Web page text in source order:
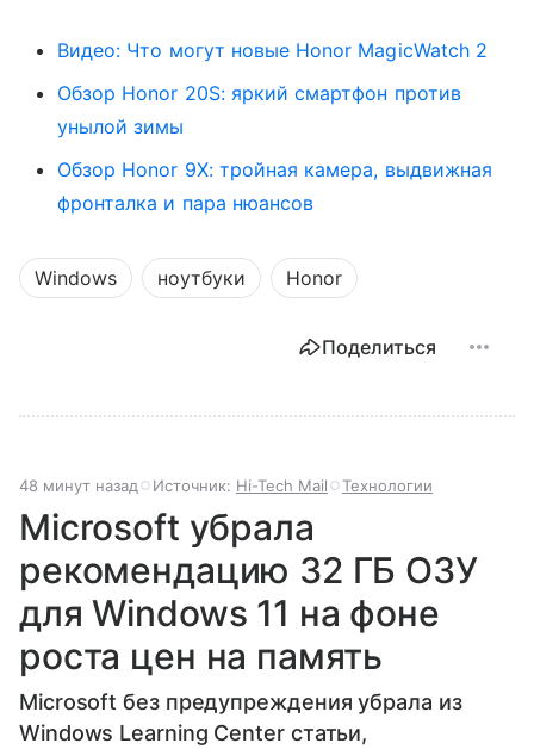
Видео: Что могут новые Honor MagicWatch 2
Обзор Honor 20S: яркий смартфон против
унылой зимы
Обзор Honor 9X: тройная камера, выдвижная
фронталка и пара нюансов
Windows ноутбуки Honor
Поделиться
48 минут назад Источник: Hi-Tech Mail Технологии
Microsoft убрала
рекомендацию 32 ГБ ОЗУ
для Windows 11 на фоне
роста цен на память
Microsoft без предупреждения убрала из
Windows Learning Center статьи,